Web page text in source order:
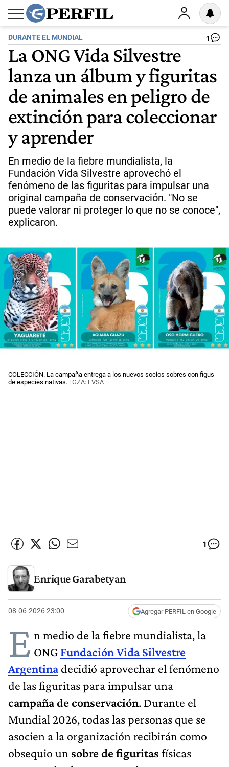
DURANTE EL MUNDIAL 1
La ONG Vida Silvestre
lanza un álbum y figuritas
de animales en peligro de
extinción para coleccionar
y aprender
En medio de la fiebre mundialista, la
Fundación Vida Silvestre aprovechó el
fenómeno de las figuritas para impulsar una
original campaña de conservación. "No se
puede valorar ni proteger lo que no se conoce",
explicaron.
COLECCIÓN. La campaña entrega a los nuevos socios sobres con figus
de especies nativas. | GZA: FVSA
1
Enrique Garabetyan
08-06-2026 23:00 Agregar PERFIL en Google
E n medio de la fiebre mundialista, la
ONG Fundación Vida Silvestre
Argentinadecidió aprovechar el fenómeno
de las figuritas para impulsar una
campaña de conservación. Durante el
Mundial 2026, todas las personas que se
asocien a la organización recibirán como
obsequio un sobre de figuritas físicas